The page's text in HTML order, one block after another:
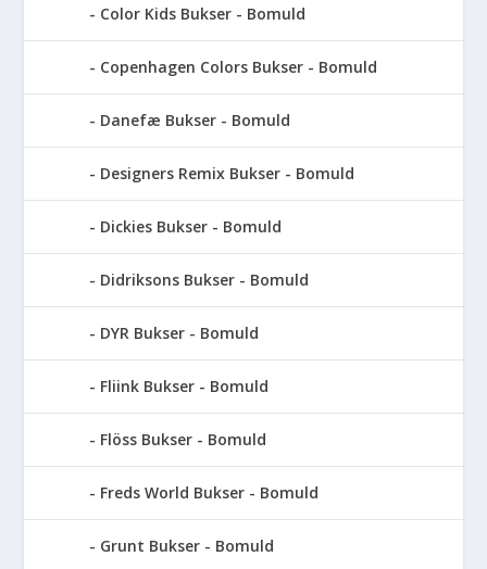
Color Kids Bukser - Bomuld
Copenhagen Colors Bukser - Bomuld
Danefæ Bukser - Bomuld
Designers Remix Bukser - Bomuld
Dickies Bukser - Bomuld
Didriksons Bukser - Bomuld
DYR Bukser - Bomuld
Fliink Bukser - Bomuld
Flöss Bukser - Bomuld
Freds World Bukser - Bomuld
Grunt Bukser - Bomuld